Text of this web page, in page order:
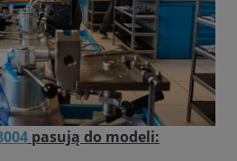
pasują do modeli: